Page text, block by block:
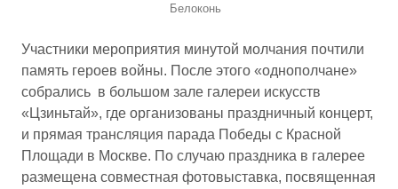
Белоконь
Участники мероприятия минутой молчания почтили
память героев войны. После этого «однополчане»
собрались в большом зале галереи искусств
«Цзиньтай», где организованы праздничный концерт,
и прямая трансляция парада Победы с Красной
Площади в Москве. По случаю праздника в галерее
размещена совместная фотовыставка, посвященная